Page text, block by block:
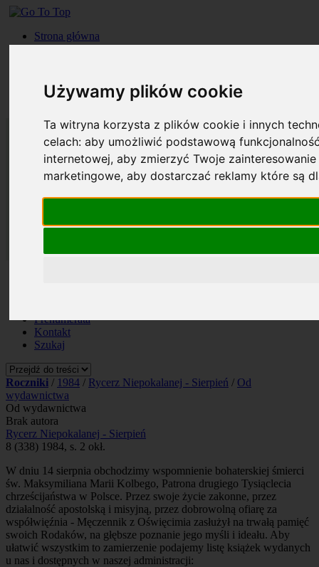
Używamy plików cookie
Ta witryna korzysta z plików cookie i innych
celach:aby umożliwić podstawową
internetowej,aby zmierzyć Twoje
marketingowe,aby dostarczać reklamy które są
Strona główna
Roczniki
Kontakt
Szukaj
Prenumerata
Kontakt
Szukaj
Roczniki / 1984 / Rycerz Niepokalanej - Sierpień / Od
wydawnictwa
Od wydawnictwa
Brak autora
Rycerz Niepokalanej - Sierpień
8 (338) 1984, s. 2 okł.
W dniu 14 sierpnia obchodzimy wspomnienie bohaterskiej śmierci
św. Maksymiliana Marii Kolbego, Patrona drugiego Tysiąclecia
chrześcijaństwa w Polsce. Przez swoje życie zakonne, przez
działalność apostolską i misyjną, przez dobrowolną ofiarę za
współwięźnia - Męczennik z Oświęcimia zasłużył na trwałą pamięć
swoich Rodaków, na głębsze poznanie jego myśli i ideału. Aby
ułatwić wszystkim to zamierzenie podajemy listę książek wydanych
u nas i dostępnych w naszej administracji: